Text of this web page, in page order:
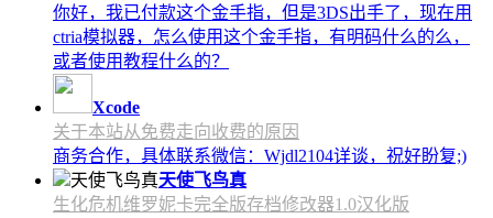
你好，我已付款这个金手指，但是3DS出手了，现在用
ctria模拟器，怎么使用这个金手指，有明码什么的么，
或者使用教程什么的？
Xcode
关于本站从免费走向收费的原因
商务合作，具体联系微信：Wjdl2104详谈，祝好盼复;)
天使飞鸟真
生化危机维罗妮卡完全版存档修改器1.0汉化版